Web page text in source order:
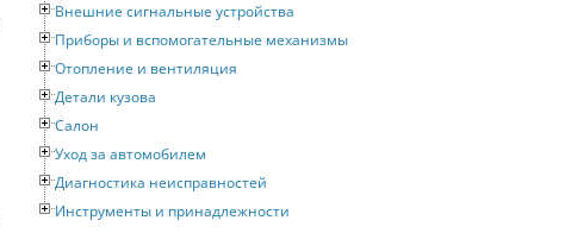
Внешние сигнальные устройства
Приборы и вспомогательные механизмы
Отопление и вентиляция
Детали кузова
Салон
Уход за автомобилем
Диагностика неисправностей
Инструменты и принадлежности